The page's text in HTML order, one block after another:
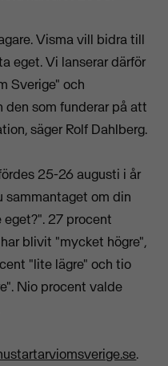
Visma vill bidra till
eget. Vi lanserar därför
Sverige" och
den som funderar på att
säger Rolf Dahlberg.
25-26 augusti i år
sammantaget om din
27 procent
blivit "mycket högre",
"lite lägre" och tio
Nio procent valde
.